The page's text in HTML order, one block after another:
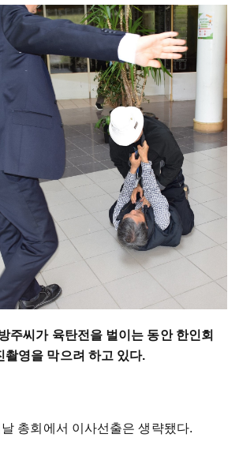
주씨가 육탄전을 벌이는 동안 한인회
촬영을 막으려 하고 있다.
총회에서 이사선출은 생략됐다.